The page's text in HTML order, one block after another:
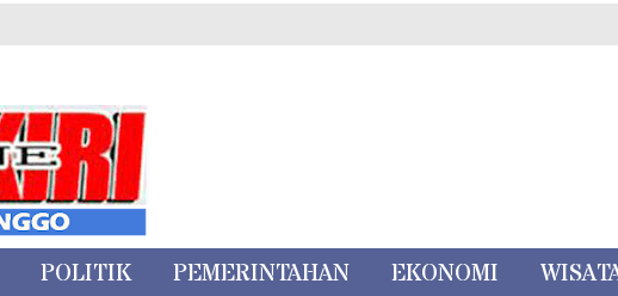
POLITIK PEMERINTAHAN EKONOMI